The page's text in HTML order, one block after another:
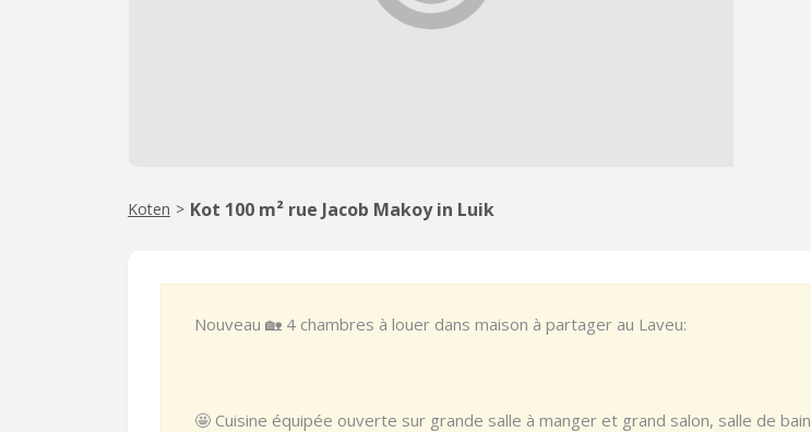
Koten > Kot 100 m² rue Jacob Makoy in Luik
Nouveau 🏡 4 chambres à louer dans maison à partager au Laveu:
🤩 Cuisine équipée ouverte sur grande salle à manger et grand salon, salle de bain